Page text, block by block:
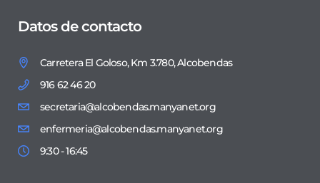
Datos de contacto
Carretera El Goloso, Km 3.780, Alcobendas
916 62 46 20
secretaria@alcobendas.manyanet.org
enfermeria@alcobendas.manyanet.org
9:30 - 16:45